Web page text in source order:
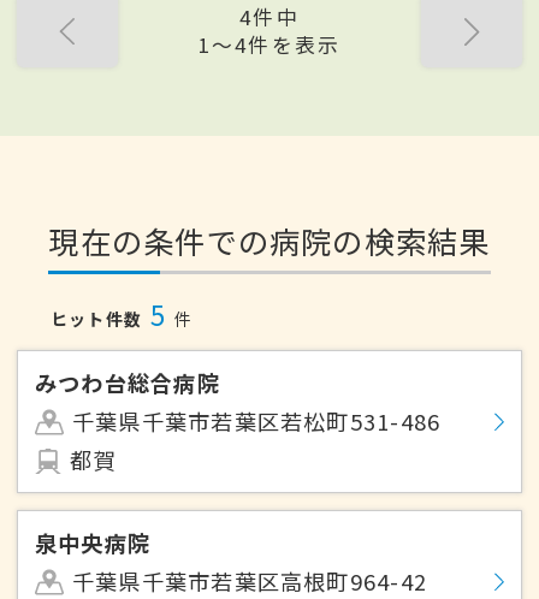
4件中
1〜4件を表示
現在の条件での病院の検索結果
ヒット件数 5 件
みつわ台総合病院
千葉県千葉市若葉区若松町531-486
都賀
泉中央病院
千葉県千葉市若葉区高根町964-42